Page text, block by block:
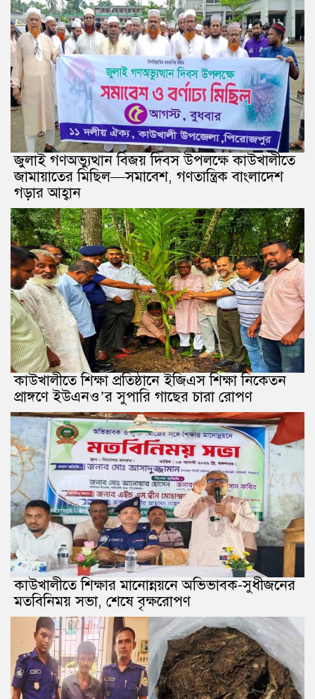
জুলাই গণঅভ্যুত্থান বিজয় দিবস উপলক্ষে কাউখালীতে
জামায়াতের মিছিল—সমাবেশ, গণতান্ত্রিক বাংলাদেশ
গড়ার আহ্বান
কাউখালীতে শিক্ষা প্রতিষ্ঠানে ইজিএস শিক্ষা নিকেতন
প্রাঙ্গণে ইউএনও’র সুপারি গাছের চারা রোপণ
কাউখালীতে শিক্ষার মানোন্নয়নে অভিভাবক-সুধীজনের
মতবিনিময় সভা, শেষে বৃক্ষরোপণ